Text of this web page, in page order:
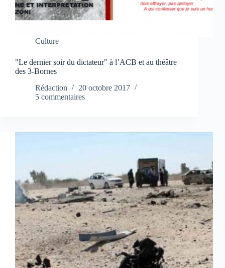
Culture
"Le dernier soir du dictateur" à l’ACB et au théâtre
des 3-Bornes
Rédaction
20 octobre 2017
5 commentaires